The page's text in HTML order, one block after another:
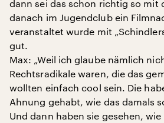
dann sei das schon richtig so mit
danach im Jugendclub ein
veranstaltet wurde mit
gut.
Max: „Weil ich glaube nämlich
Rechtsradikale waren, die das
wollten einfach cool sein. Die
Ahnung gehabt, wie das damals
Und dann haben sie gesehen,